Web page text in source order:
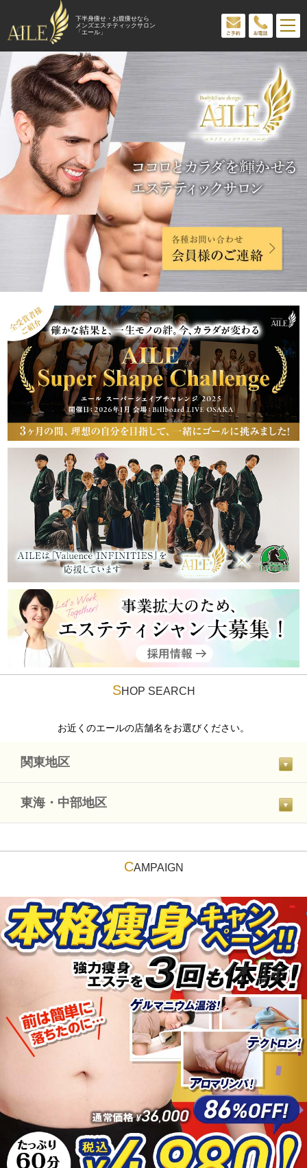
下半身痩せ・お腹痩せなら
メンズエステティックサロン
「エール」
SHOP SEARCH
お近くのエールの店舗名をお選びください。
関東地区
東海・中部地区
CAMPAIGN